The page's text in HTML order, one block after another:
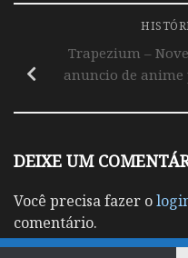
Trapezium –
anuncio de anime
DEIXE UM
Você precisa fazer o
comentário.